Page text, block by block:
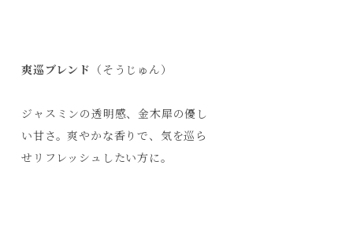
爽巡ブレンド （そうじゅん）
ジャスミンの透明感、金木犀の優し
い甘さ。爽やかな香りで、気を巡ら
せリフレッシュしたい方に。